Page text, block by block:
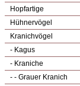
Hopfartige
Hühnervögel
Kranichvögel
- Kagus
- Kraniche
- - Grauer Kranich